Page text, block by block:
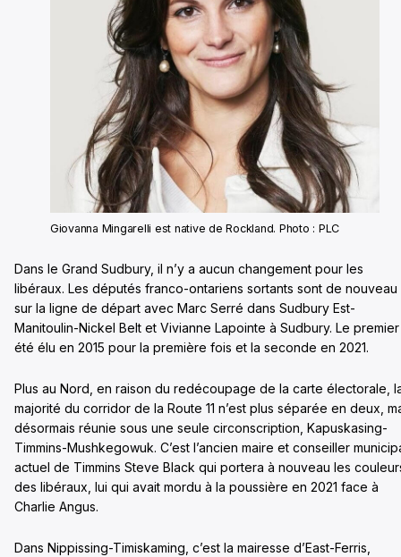
Giovanna Mingarelli est native de Rockland. Photo : PLC
Dans le Grand Sudbury, il n’y a aucun changement pour les
libéraux. Les députés franco-ontariens sortants sont de nouveau
sur la ligne de départ avec Marc Serré dans Sudbury Est-
Manitoulin-Nickel Belt et Vivianne Lapointe à Sudbury. Le
été élu en 2015 pour la première fois et la seconde en 2021.
Plus au Nord, en raison du redécoupage de la carte électorale,
majorité du corridor de la Route 11 n’est plus séparée en deux,
désormais réunie sous une seule circonscription, Kapuskasing-
Timmins-Mushkegowuk. C’est l’ancien maire et conseiller
actuel de Timmins Steve Black qui portera à nouveau les
des libéraux, lui qui avait mordu à la poussière en 2021 face à
Charlie Angus.
Dans Nippissing-Timiskaming, c’est la mairesse d’East-Ferris,